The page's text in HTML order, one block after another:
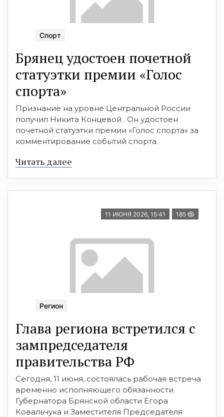
Спорт
Брянец удостоен почетной
статуэтки премии «Голос
спорта»
Признание на уровне Центральной России
получил Никита Концевой . Он удостоен
почетной статуэтки премии «Голос спорта» за
комментирование событий спорта.
Читать далее
11 ИЮНЯ 2026, 15:41 185
Регион
Глава региона встретился с
зампредседателя
правительства РФ
Сегодня, 11 июня, состоялась рабочая встреча
временно исполняющего обязанности
Губернатора Брянской области Егора
Ковальчука и Заместителя Председателя